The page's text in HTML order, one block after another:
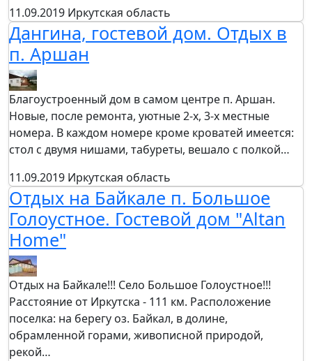
11.09.2019 Иркутская область
Дангина, гостевой дом. Отдых в
п. Аршан
Благоустроенный дом в самом центре п. Аршан.
Новые, после ремонта, уютные 2-х, 3-х местные
номера. В каждом номере кроме кроватей имеется:
стол с двумя нишами, табуреты, вешало с полкой…
11.09.2019 Иркутская область
Отдых на Байкале п. Большое
Голоустное. Гостевой дом "Altan
Home"
Отдых на Байкале!!! Село Большое Голоустное!!!
Расстояние от Иркутска - 111 км. Расположение
поселка: на берегу оз. Байкал, в долине,
обрамленной горами, живописной природой,
рекой…